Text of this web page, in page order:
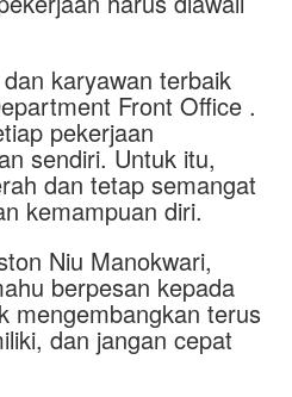
karyawan terbaik
Front Office .
pekerjaan
sendiri. Untuk itu,
dan tetap semangat
kemampuan diri.
Niu Manokwari,
berpesan kepada
mengembangkan terus
dan jangan cepat